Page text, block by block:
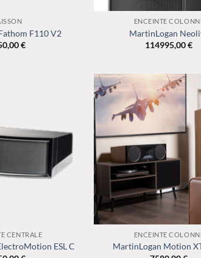
F110 V2
€
ENCEINTE
MartinLogan
114995,00€
CENTRALE
ESL C
+
ENCEINTE
MartinLogan Motion